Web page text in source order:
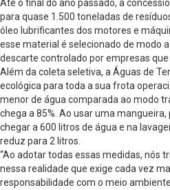
Até o final do ano passado, a
para quase 1.500 toneladas de
óleo lubrificantes dos motores e
esse material é selecionado de modo
descarte controlado por empresas
Além da coleta seletiva, a Águas de
ecológica para toda a sua frota
menor de água comparada ao modo
chega a 85%. Ao usar uma
chegar a 600 litros de água e na
reduz para 2 litros.
“Ao adotar todas essas medidas, nós
nessa realidade que exige cada vez
responsabilidade com o meio